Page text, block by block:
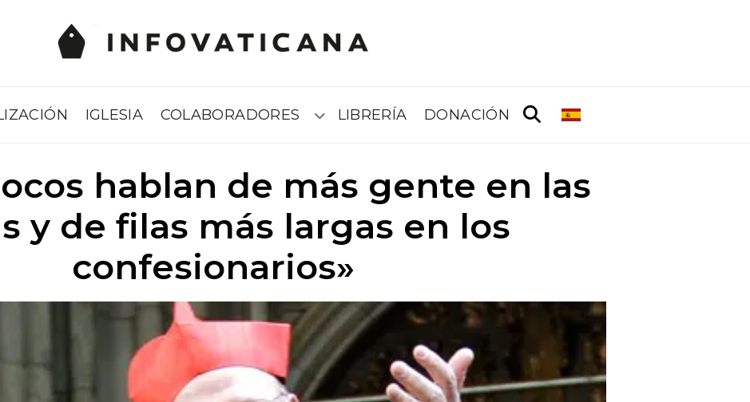
IGLESIA COLABORADORES Submenú
LIBRERÍA DONACIÓN
hablan de más gente en las
y de filas más largas en los
confesionarios»